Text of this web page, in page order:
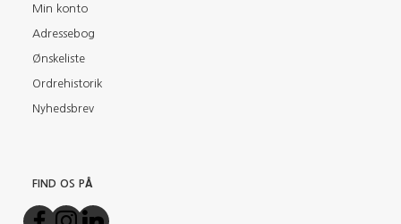
Min konto
Adressebog
Ønskeliste
Ordrehistorik
Nyhedsbrev
FIND OS PÅ